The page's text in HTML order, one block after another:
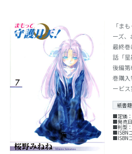
「ま
ーズ、
最終
話「
後編
巻購
ービス
紙書籍
■定価：
■発売
■判型
■ISBN
■ISBN